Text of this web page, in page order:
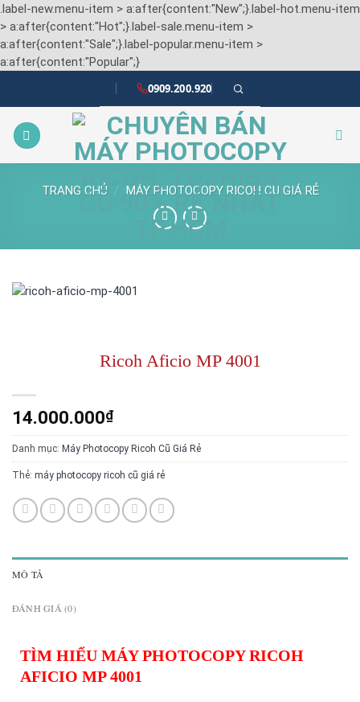
.label-new.menu-item > a:after{content:"New";}.label-hot.menu-item
> a:after{content:"Hot";}.label-sale.menu-item >
a:after{content:"Sale";}.label-popular.menu-item >
a:after{content:"Popular";}Skip
content
0909.200.920
TRANG CHỦ / MÁY PHOTOCOPY RICOH CŨ GIÁ RẺ
Ricoh Aficio MP 4001
14.000.000₫
Danh mục: Máy Photocopy Ricoh Cũ Giá Rẻ
Thẻ: máy photocopy ricoh cũ giá rẻ
MÔ TẢ
ĐÁNH GIÁ (0)
TÌM HIỂU MÁY PHOTOCOPY RICOH
AFICIO MP 4001